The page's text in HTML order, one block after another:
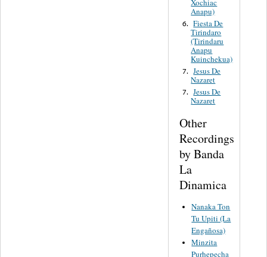
Xochiac
Anapu)
6. Fiesta De
Tirindaro
(Tirindaru
Anapu
Kuinchekua)
7. Jesus De
Nazaret
7. Jesus De
Nazaret
Other
Recordings
by Banda
La
Dinamica
Nanaka Ton
Tu Upiti (La
Engañosa)
Minzita
Purhepecha